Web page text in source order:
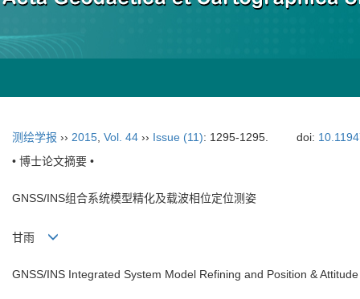
测绘学报 ›› 2015 Vol. 44 ›› Issue (11): 1295-1295. doi:
• 博士论文摘要 •
GNSS/INS组合系统模型精化及载波相位定位测姿
甘雨
GNSS/INS Integrated System Model Refining and Position &